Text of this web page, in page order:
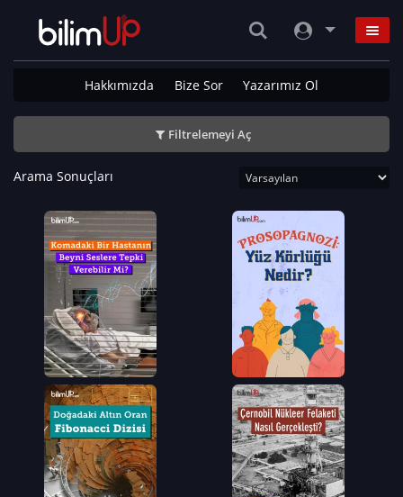
Hakkımızda Bize Sor Yazarımız Ol
Filtrelemeyi Aç
Arama Sonuçları